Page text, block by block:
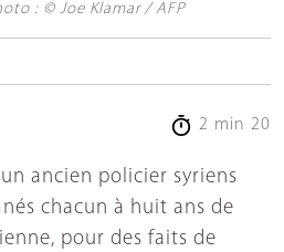
: © Joe Klamar / AFP
2 min 20
chacun à huit ans de
pour des faits de